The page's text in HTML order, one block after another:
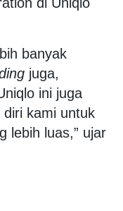
banyak
juga,
ini juga
kami untuk
lebih luas,” ujar